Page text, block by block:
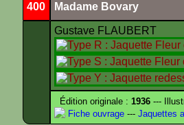
400 Madame Bovary
Gustave FLAUBERT
Édition originale :1936 ---
Fiche ouvrage --- Jaquettes